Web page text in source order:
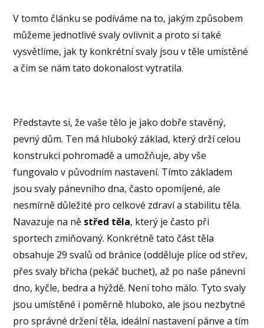
V tomto článku se podíváme na to, jakým způsobem
můžeme jednotlivé svaly ovlivnit a proto si také
vysvětlíme, jak ty konkrétní svaly jsou v těle umístěné
a čím se nám tato dokonalost vytratila.
Představte si, že vaše tělo je jako dobře stavěný,
pevný dům. Ten má hluboký základ, který drží celou
konstrukci pohromadě a umožňuje, aby vše
fungovalo v původním nastavení. Tímto základem
jsou svaly pánevního dna, často opomíjené, ale
nesmírně důležité pro celkové zdraví a stabilitu těla.
Navazuje na ně střed těla, který je často při
sportech zmiňovaný. Konkrétně tato část těla
obsahuje 29 svalů od bránice (odděluje plíce od střev,
přes svaly břicha (pekáč buchet), až po naše pánevní
dno, kyčle, bedra a hýždě. Není toho málo. Tyto svaly
jsou umístěné i poměrně hluboko, ale jsou nezbytné
pro správné držení těla, ideální nastavení pánve a tím